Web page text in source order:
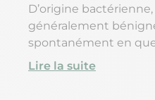
D’origine
généralement
spontanément en
temps, elle peut être
Lire la suite